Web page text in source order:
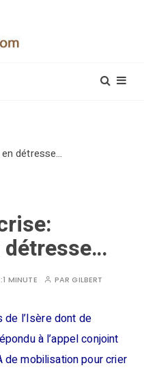
détresse…
1 MINUTE PARGILBERT
de l’Isère dont de
à l’appel conjoint
de mobilisation pour crier